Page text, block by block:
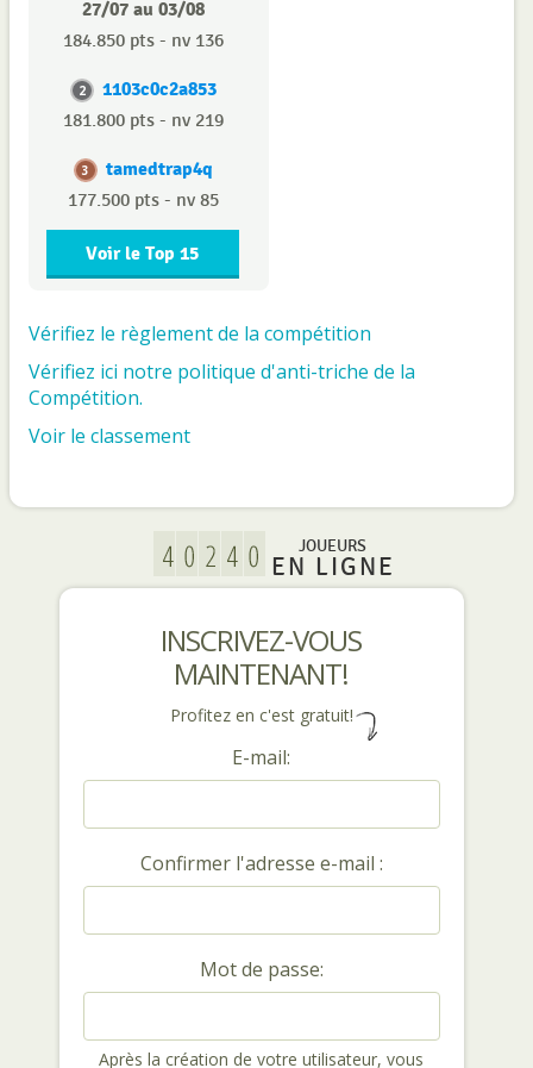
27/07 au 03/08
184.850 pts - nv 136
2 1103c0c2a853
181.800 pts - nv 219
3 tamedtrap4q
177.500 pts - nv 85
Voir le Top 15
Vérifiez le règlement de la compétition
Vérifiez ici notre politique d'anti-triche de la
Compétition.
Voir le classement
JOUEURS
EN LIGNE
INSCRIVEZ-VOUS
MAINTENANT!
Profitez en c'est gratuit!
E-mail:
Confirmer l'adresse e-mail :
Mot de passe:
Après la création de votre utilisateur, vous